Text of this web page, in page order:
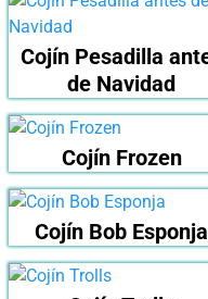
Cojín Pesadilla
de Navidad
Cojín Frozen
Cojín Bob Esponja